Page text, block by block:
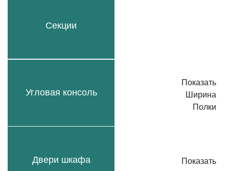
Секции
Угловая консоль
Двери шкафа
Показать
Ширина
Полки
Показать